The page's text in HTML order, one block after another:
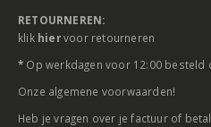
RETOURNEREN:
klik hiervoor retourneren
* Op werkdagen voor 12:00 besteld
Onze algemene voorwaarden!
Heb je vragen over je factuur of